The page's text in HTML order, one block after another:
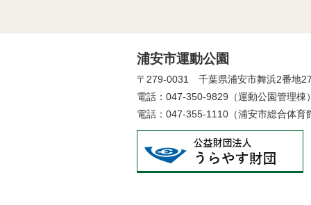
浦安市運動公園
〒279-0031 千葉県浦安市舞浜2番地
電話：047-350-9829（運動公園管理棟
電話：047-355-1110（浦安市総合体育